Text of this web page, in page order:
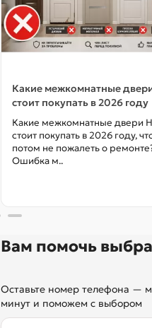
Какие межкомнатные
стоит покупать в 2026 году
Какие межкомнатные двери
стоит покупать в 2026 году,
потом не пожалеть о
Ошибка м..
Вам помочь
Оставьте номер телефона —
минут и поможем с выбором